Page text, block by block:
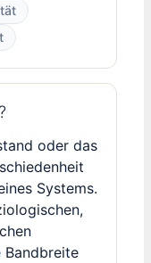
oder das
Systems.
Bandbreite